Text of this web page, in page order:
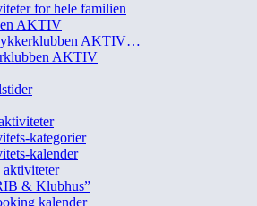
for hele familien
AKTIV
AKTIV…
AKTIV
kategorier
kalender
& Klubhus”
kalender